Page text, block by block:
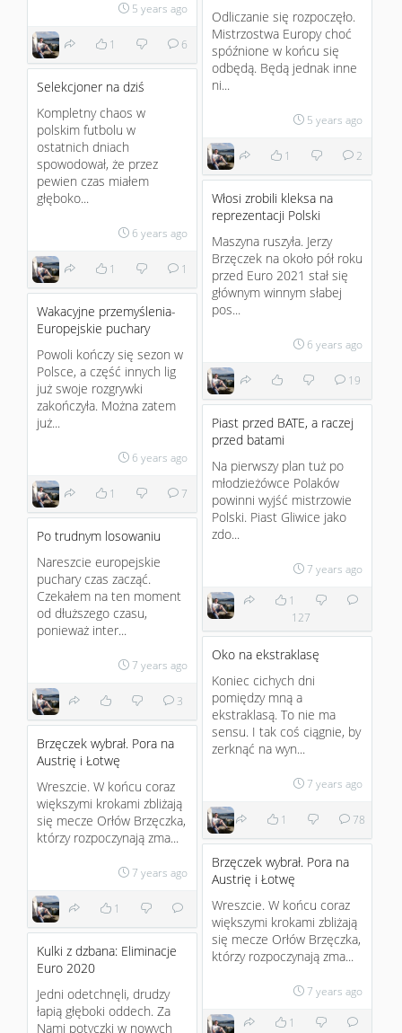
5 years ago
1 6
Odliczanie się rozpoczęło.
Mistrzostwa Europy choć
spóźnione w końcu się
odbędą. Będą jednak inne
ni...
5 years ago
1 2
Selekcjoner na dziś
Kompletny chaos w
polskim futbolu w
ostatnich dniach
spowodował, że przez
pewien czas miałem
głęboko...
6 years ago
1 1
Włosi zrobili kleksa na
reprezentacji Polski
Maszyna ruszyła. Jerzy
Brzęczek na około pół roku
przed Euro 2021 stał się
głównym winnym słabej
pos...
6 years ago
19
Wakacyjne przemyślenia-
Europejskie puchary
Powoli kończy się sezon w
Polsce, a część innych lig
już swoje rozgrywki
zakończyła. Można zatem
już...
6 years ago
1 7
Piast przed BATE, a raczej
przed batami
Na pierwszy plan tuż po
młodzieżówce Polaków
powinni wyjść mistrzowie
Polski. Piast Gliwice jako
zdo...
7 years ago
1
127
Po trudnym losowaniu
Nareszcie europejskie
puchary czas zacząć.
Czekałem na ten moment
od dłuższego czasu,
ponieważ inter...
7 years ago
3
Oko na ekstraklasę
Koniec cichych dni
pomiędzy mną a
ekstraklasą. To nie ma
sensu. I tak coś ciągnie, by
zerknąć na wyn...
7 years ago
1 78
Brzęczek wybrał. Pora na
Austrię i Łotwę
Wreszcie. W końcu coraz
większymi krokami zbliżają
się mecze Orłów Brzęczka,
którzy rozpoczynają zma...
7 years ago
1
Brzęczek wybrał. Pora na
Austrię i Łotwę
Wreszcie. W końcu coraz
większymi krokami zbliżają
się mecze Orłów Brzęczka,
którzy rozpoczynają zma...
7 years ago
1
Kulki z dzbana: Eliminacje
Euro 2020
Jedni odetchnęli, drudzy
łapią głęboki oddech. Za
Nami potyczki w nowych